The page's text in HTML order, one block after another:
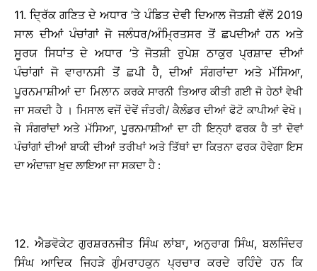
11. ਦ੍ਰਿੱਕ ਗਣਿਤ ਦੇ ਅਧਾਰ ’ਤੇ ਪੰਡਿਤ ਦੇਵੀ ਦਿਆਲ ਜੋਤਸ਼ੀ ਵੱਲੋਂ 2019
ਸਾਲ ਦੀਆਂ ਪੰਚਾਂਗਾਂ ਜੋ ਜਲੰਧਰ/ਅੰਮ੍ਰਿਤਸਰ ਤੋਂ ਛਪਦੀਆਂ ਹਨ ਅਤੇ
ਸੂਰਯ ਸਿਧਾਂਤ ਦੇ ਅਧਾਰ ’ਤੇ ਜੋਤਸ਼ੀ ਰੁਪੇਸ਼ ਠਾਕੁਰ ਪ੍ਰਸ਼ਾਦ ਦੀਆਂ
ਪੰਚਾਂਗਾਂ ਜੋ ਵਾਰਾਨਸੀ ਤੋਂ ਛਪੀ ਹੈ, ਦੀਆਂ ਸੰਗਰਾਂਦਾ ਅਤੇ ਮੱਸਿਆ,
ਪੂਰਨਮਾਸ਼ੀਆਂ ਦਾ ਮਿਲਾਨਕਰਕੇ ਸਾਰਨੀ ਤਿਆਰ ਕੀਤੀ ਗਈ ਜੋ ਹੇਠਾਂ ਵੇਖੀ
ਜਾ ਸਕਦੀ ਹੈ । ਮਿਸਾਲ ਵਜੋਂ ਦੋਵੇਂ ਜੰਤਰੀ/ ਕੈਲੰਡਰ ਦੀਆਂ ਫੋਟੋ ਕਾਪੀਆਂ ਵੇਖੋ।
ਜੇ ਸੰਗਰਾਂਦਾਂ ਅਤੇ ਮੱਸਿਆ, ਪੂਰਨਮਾਸ਼ੀਆਂ ਦਾ ਹੀ ਇਨ੍ਹਾਂ ਫਰਕ ਹੈ ਤਾਂ ਦੋਵਾਂ
ਪੰਚਾਂਗਾਂ ਦੀਆਂ ਬਾਕੀ ਦੀਆਂ ਤਰੀਖਾਂ ਅਤੇ ਤਿੱਥਾਂ ਦਾ ਕਿਤਨਾ ਫਰਕ ਹੋਵੇਗਾ ਇਸ
ਦਾ ਅੰਦਾਜ਼ਾ ਖ਼ੁਦ ਲਾਇਆ ਜਾ ਸਕਦਾ ਹੈ :
12. ਐਡਵੋਕੇਟ ਗੁਰਸ਼ਰਨਜੀਤ ਸਿੰਘ ਲਾਂਬਾ, ਅਨੁਰਾਗ ਸਿੰਘ, ਬਲਜਿੰਦਰ
ਸਿੰਘ ਆਦਿਕ ਜਿਹੜੇ ਗੁੰਮਰਾਹਕੁਨ ਪ੍ਰਚਾਰ ਕਰਦੇ ਰਹਿੰਦੇ ਹਨ ਕਿ